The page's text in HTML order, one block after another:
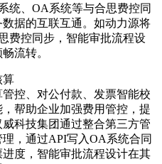
统、OA系统等与合思费控同
据的互联互通。如动力源将
费控同步，智能审批流程设
流转。
算
控、对公付款、发票智能校
帮助企业加强费用管控，提
科技集团通过整合第三方管
，通过API写入OA系统合同
度，智能审批流程设计在其